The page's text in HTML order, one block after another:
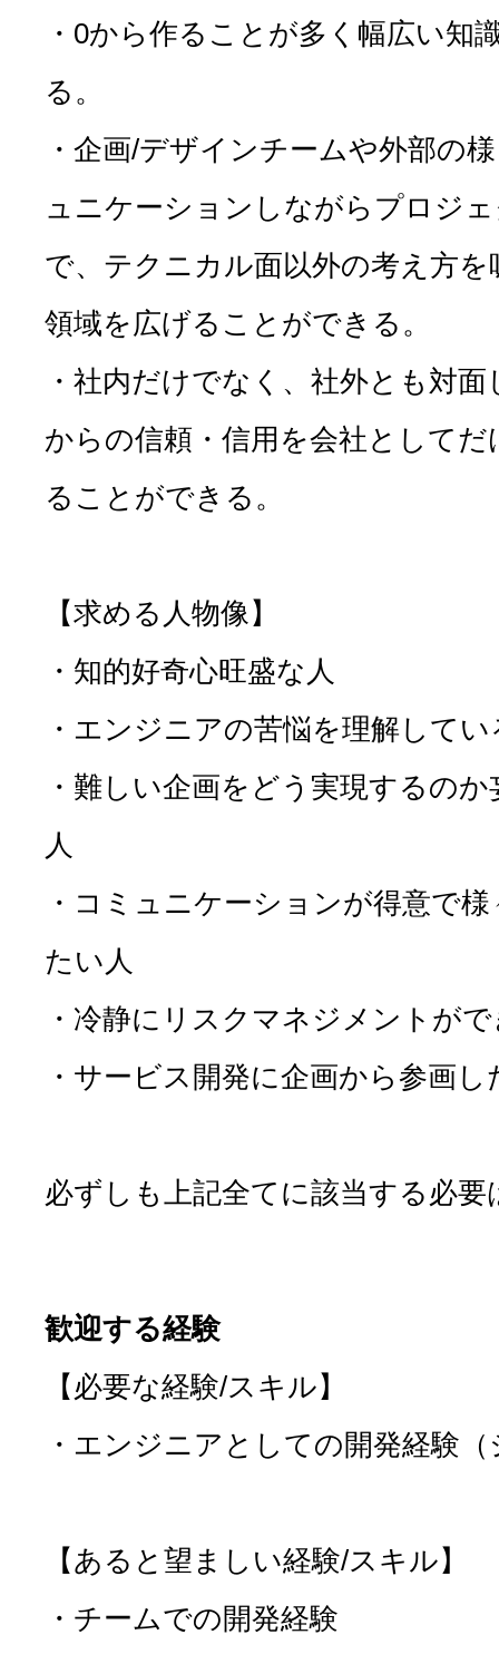
・0から作ることが多く幅広い知
る。
・企画/デザインチームや外部の
ュニケーションしながらプロジ
で、テクニカル面以外の考え方
領域を広げることができる。
・社内だけでなく、社外とも対
からの信頼・信用を会社として
ることができる。
【求める人物像】
・知的好奇心旺盛な人
・エンジニアの苦悩を理解してい
・難しい企画をどう実現するの
人
・コミュニケーションが得意で
たい人
・冷静にリスクマネジメントが
・サービス開発に企画から参画し
必ずしも上記全てに該当する必
歓迎する経験
【必要な経験/スキル】
・エンジニアとしての開発経験
【あると望ましい経験/スキル】
・チームでの開発経験